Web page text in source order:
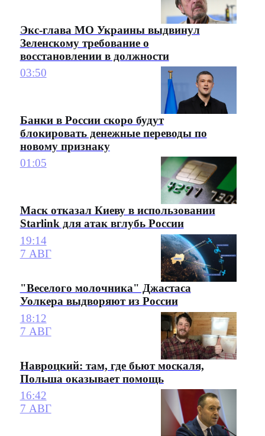
Экс-глава МО Украины выдвинул
Зеленскому требование о
восстановлении в должности
03:50
Банки в России скоро будут
блокировать денежные переводы по
новому признаку
01:05
Маск отказал Киеву в использовании
Starlink для атак вглубь России
19:14
7 АВГ
"Веселого молочника" Джастаса
Уолкера выдворяют из России
18:12
7 АВГ
Навроцкий: там, где бьют москаля,
Польша оказывает помощь
16:42
7 АВГ